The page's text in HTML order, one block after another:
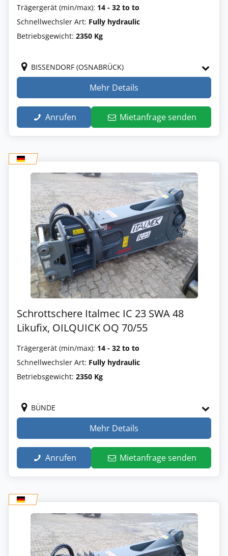
Trägergerät (min/max): 14 - 32 to to
Schnellwechsler Art: Fully hydraulic
Betriebsgewicht: 2350 Kg
BISSENDORF (OSNABRÜCK)
Mehr Details
Anrufen Mietanfrage senden
Schrottschere Italmec IC 23 SWA 48
Likufix, OILQUICK OQ 70/55
Trägergerät (min/max): 14 - 32 to to
Schnellwechsler Art: Fully hydraulic
Betriebsgewicht: 2350 Kg
BÜNDE
Mehr Details
Anrufen Mietanfrage senden